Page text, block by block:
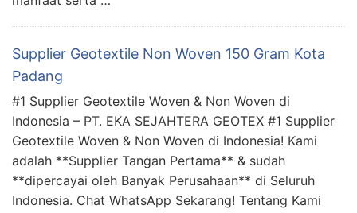
Supplier Geotextile Non Woven 150 Gram Kota
Padang
#1 Supplier Geotextile Woven & Non Woven di
Indonesia – PT. EKA SEJAHTERA GEOTEX #1 Supplier
Geotextile Woven & Non Woven di Indonesia! Kami
adalah **Supplier Tangan Pertama** & sudah
**dipercayai oleh Banyak Perusahaan** di Seluruh
Indonesia. Chat WhatsApp Sekarang! Tentang Kami